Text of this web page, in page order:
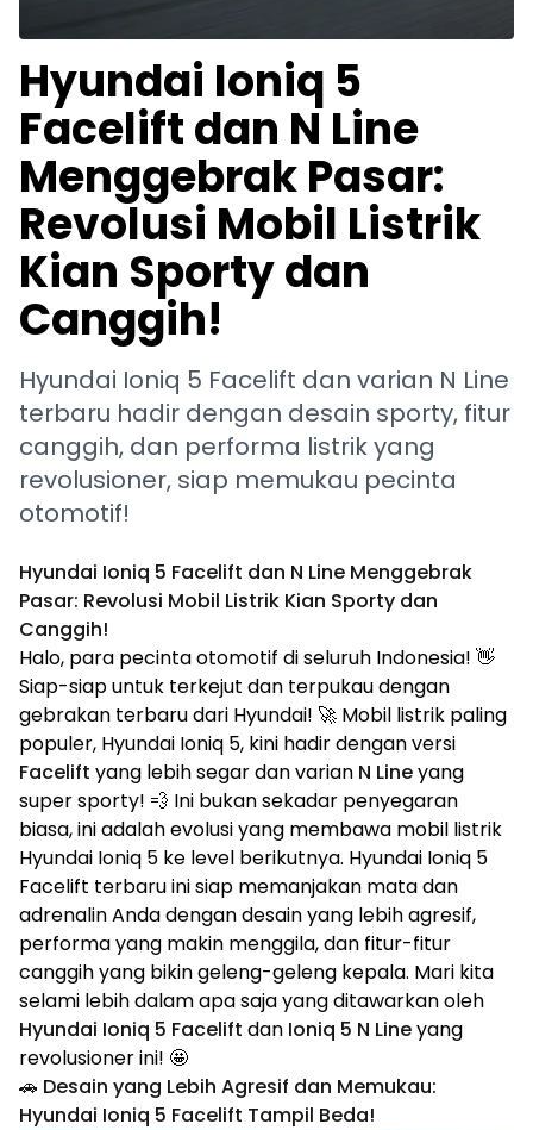
Hyundai Ioniq 5
Facelift dan N Line
Menggebrak Pasar:
Revolusi Mobil Listrik
Kian Sporty dan
Canggih!
Hyundai Ioniq 5 Facelift dan varian N Line
terbaru hadir dengan desain sporty, fitur
canggih, dan performa listrik yang
revolusioner, siap memukau pecinta
otomotif!
Hyundai Ioniq 5 Facelift dan N Line Menggebrak
Pasar: Revolusi Mobil Listrik Kian Sporty dan
Canggih!
Halo, para pecinta otomotif di seluruh Indonesia! 👋
Siap-siap untuk terkejut dan terpukau dengan
gebrakan terbaru dari Hyundai! 🚀 Mobil listrik paling
populer, Hyundai Ioniq 5, kini hadir dengan versi
Facelift yang lebih segar dan varian N Lineyang
super sporty! 💨 Ini bukan sekadar penyegaran
biasa, ini adalah evolusi yang membawa mobil listrik
Hyundai Ioniq 5 ke level berikutnya. Hyundai Ioniq 5
Facelift terbaru ini siap memanjakan mata dan
adrenalin Anda dengan desain yang lebih agresif,
performa yang makin menggila, dan fitur-fitur
canggih yang bikin geleng-geleng kepala. Mari kita
selami lebih dalam apa saja yang ditawarkan oleh
Hyundai Ioniq 5 Facelift dan Ioniq 5 N Lineyang
revolusioner ini! 🤩
🚗 Desain yang Lebih Agresif dan Memukau:
Hyundai Ioniq 5 Facelift Tampil Beda!